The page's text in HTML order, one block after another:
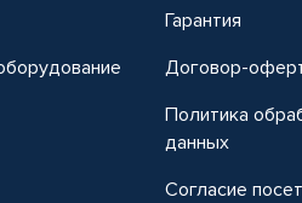
Гарантия
Договор-
Политика
данных
Согласие